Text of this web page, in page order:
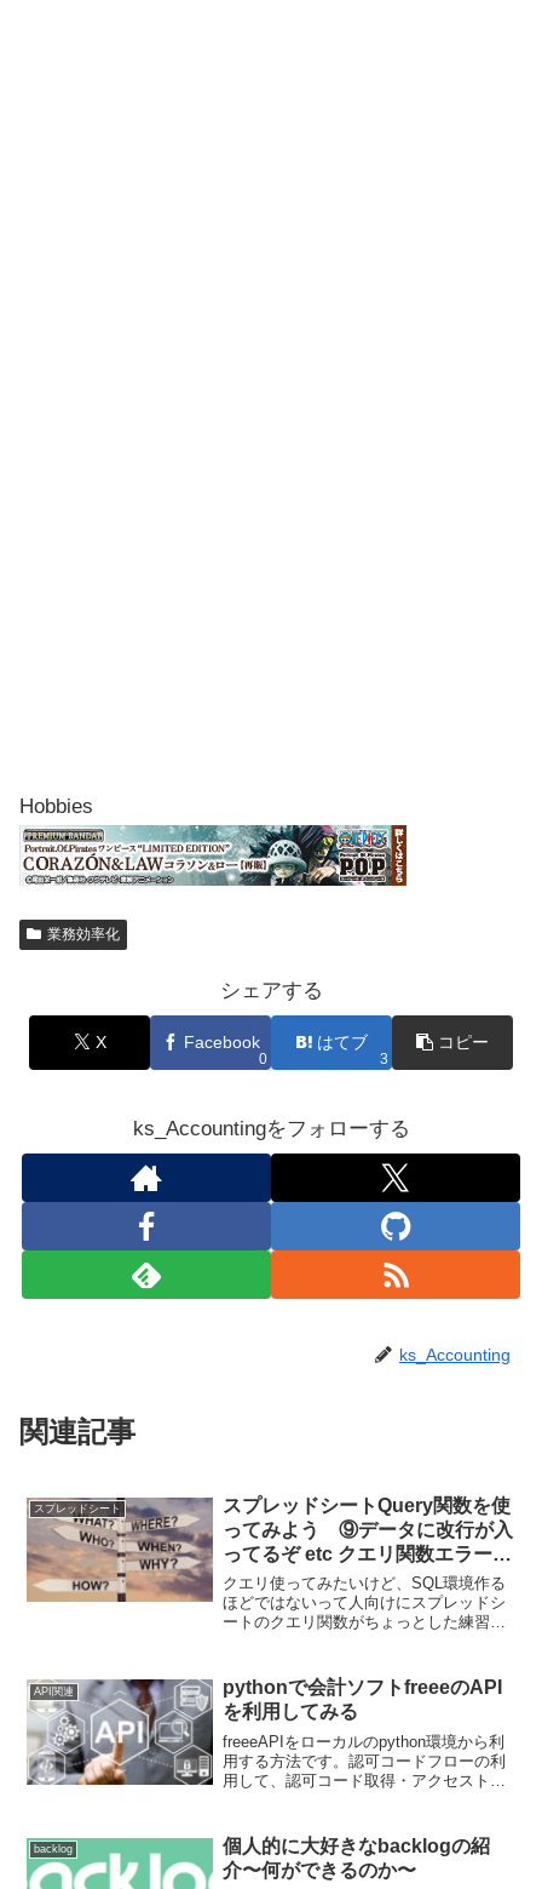
Hobbies
業務効率化
シェアする
X Facebook
0
はてブ
3
コピー
ks_Accountingをフォローする
ks_Accounting
関連記事
スプレッドシート
スプレッドシートQuery関数を使
ってみよう ⑨データに改行が入
ってるぞ etc クエリ関数エラー対
策
クエリ使ってみたいけど、SQL環境作る
ほどではないって人向けにスプレッドシ
ートのクエリ関数がちょっとした練習や
すが、よく実務で起きる事象への対応も
紹介していきます。９回目の今回は予期
しない挙動への対応です。
API関連
pythonで会計ソフトfreeeのAPI
を利用してみる
freeeAPIをローカルのpython環境から利
用する方法です。認可コードフローの利
用して、認可コード取得・アクセストー
backlog
個人的に大好きなbacklogの紹
介〜何ができるのか〜